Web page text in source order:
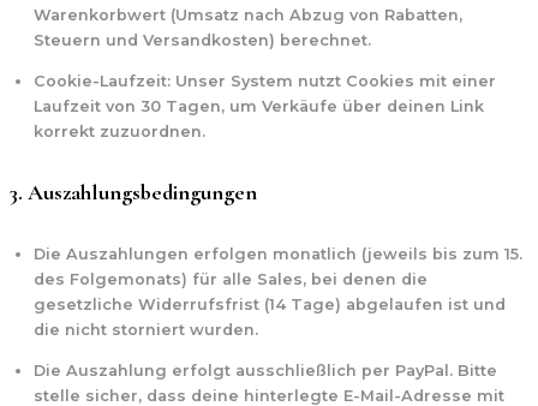
Warenkorbwert (Umsatz nach Abzug von Rabatten,
Steuern und Versandkosten) berechnet.
Cookie-Laufzeit: Unser System nutzt Cookies mit einer
Laufzeit von 30 Tagen, um Verkäufe über deinen Link
korrekt zuzuordnen.
3. Auszahlungsbedingungen
Die Auszahlungen erfolgen monatlich (jeweils bis zum 15.
des Folgemonats) für alle Sales, bei denen die
gesetzliche Widerrufsfrist (14 Tage) abgelaufen ist und
die nicht storniert wurden.
Die Auszahlung erfolgt ausschließlich per PayPal . Bitte
stelle sicher, dass deine hinterlegte E-Mail-Adresse mit